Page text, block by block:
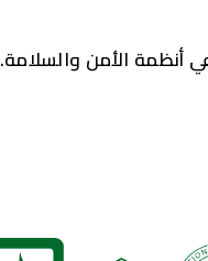
أنظمة الأمن والسلامة.